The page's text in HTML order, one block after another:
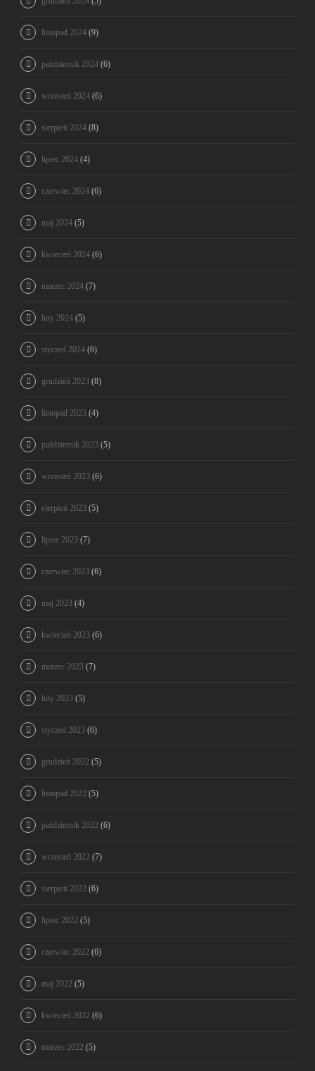
listopad 2024 (9)
październik 2024 (6)
wrzesień 2024 (6)
sierpień 2024 (8)
lipiec 2024 (4)
czerwiec 2024 (6)
maj 2024 (5)
kwiecień 2024 (6)
marzec 2024 (7)
luty 2024 (5)
styczeń 2024 (6)
grudzień 2023 (8)
listopad 2023 (4)
październik 2023 (5)
wrzesień 2023 (6)
sierpień 2023 (5)
lipiec 2023 (7)
czerwiec 2023 (6)
maj 2023 (4)
kwiecień 2023 (6)
marzec 2023 (7)
luty 2023 (5)
styczeń 2023 (6)
grudzień 2022 (5)
listopad 2022 (5)
październik 2022 (6)
wrzesień 2022 (7)
sierpień 2022 (6)
lipiec 2022 (5)
czerwiec 2022 (6)
maj 2022 (5)
kwiecień 2022 (6)
marzec 2022 (5)